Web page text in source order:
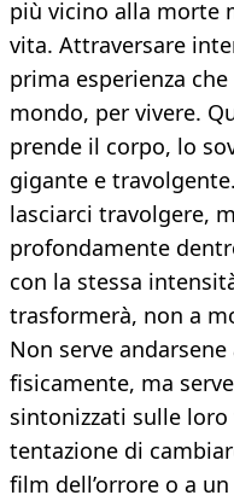
più vicino alla morte
vita. Attraversare
prima esperienza
mondo, per vivere.
prende il corpo, lo
gigante e
lasciarci travolgere,
profondamente
con la stessa
trasformerà, non a
Non serve
fisicamente, ma
sintonizzati sulle loro
tentazione di
film dell’orrore o a